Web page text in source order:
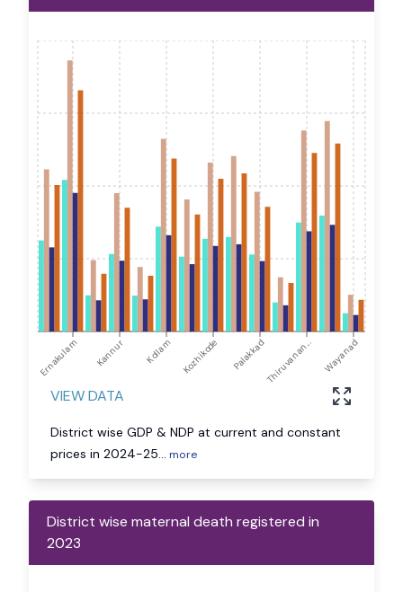
Ernakulam Kannur Kollam Kozhikode PalakkadThiruvanan... Wayanad
VIEW DATA
District wise GDP & NDP at current and constant
prices in 2024-25... more
District wise maternal death registered in
2023